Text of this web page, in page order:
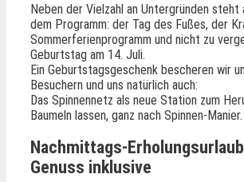
Neben der Vielzahl an Untergründen steht
dem Programm: der Tag des Fußes, der
Sommerferienprogramm und nicht zu
Geburtstag am 14. Juli.
Ein Geburtstagsgeschenk bescheren wir
Besuchern und uns natürlich auch:
Das Spinnennetz als neue Station zum
Baumeln lassen, ganz nach Spinnen-Manier.
Nachmittags-
Genuss inklusive